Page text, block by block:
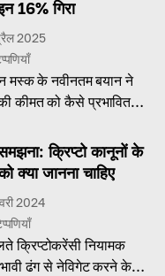
16% गिरा
2025
मस्क के नवीनतम बयान ने
कीमत को कैसे प्रभावित
क्रिप्टो कानूनों के
क्या जानना चाहिए
2024
क्रिप्टोकरेंसी नियामक
ढंग से नेविगेट करने के